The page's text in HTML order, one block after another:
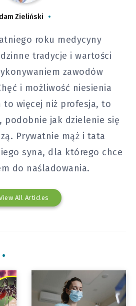
Zieliński
roku medycyny
tradycje i wartości
zawodów
i możliwość niesienia
to więcej niż profesja, to
podobnie jak dzielenie się
Prywatnie mąż i tata
syna, dla którego chce
do naśladowania.
All Articles